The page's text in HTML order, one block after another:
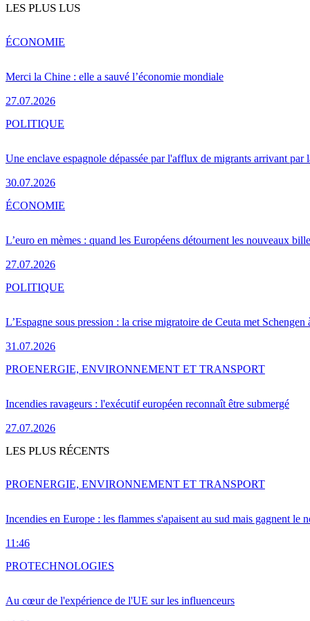
LES PLUS LUS
Merci la Chine : elle a sauvé l’économie mondiale
27.07.2026
ÉCONOMIE
Une enclave espagnole dépassée par l'afflux de migrants arrivant par
30.07.2026
POLITIQUE
L’euro en mèmes : quand les Européens détournent les nouveaux
27.07.2026
ÉCONOMIE
L’Espagne sous pression : la crise migratoire de Ceuta met Schengen
31.07.2026
POLITIQUE
Incendies ravageurs : l'exécutif européen reconnaît être submergé
27.07.2026
PROENERGIE, ENVIRONNEMENT ET TRANSPORT
LES PLUS RÉCENTS
Incendies en Europe : les flammes s'apaisent au sud mais gagnent le
11:46
PROENERGIE, ENVIRONNEMENT ET TRANSPORT
Au cœur de l'expérience de l'UE sur les influenceurs
PROTECHNOLOGIES